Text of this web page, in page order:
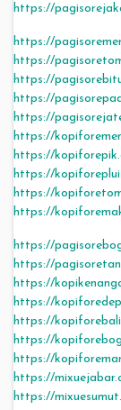
https://
https://
https://
https://
https://
https://
https://
https://
https://
https://
https://
https://
https://
https://
https://
https://
https://
https://
https://
https://